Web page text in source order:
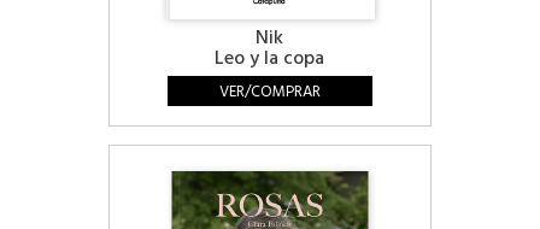
Nik
Leo y la copa
VER/COMPRAR